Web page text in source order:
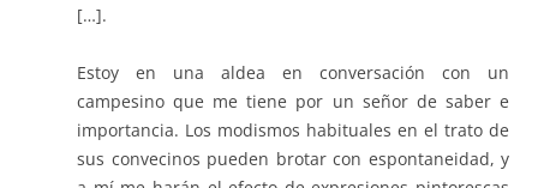
[…].
Estoy en una aldea en conversación con un
campesino que me tiene por un señor de saber e
importancia. Los modismos habituales en el trato de
sus convecinos pueden brotar con espontaneidad, y